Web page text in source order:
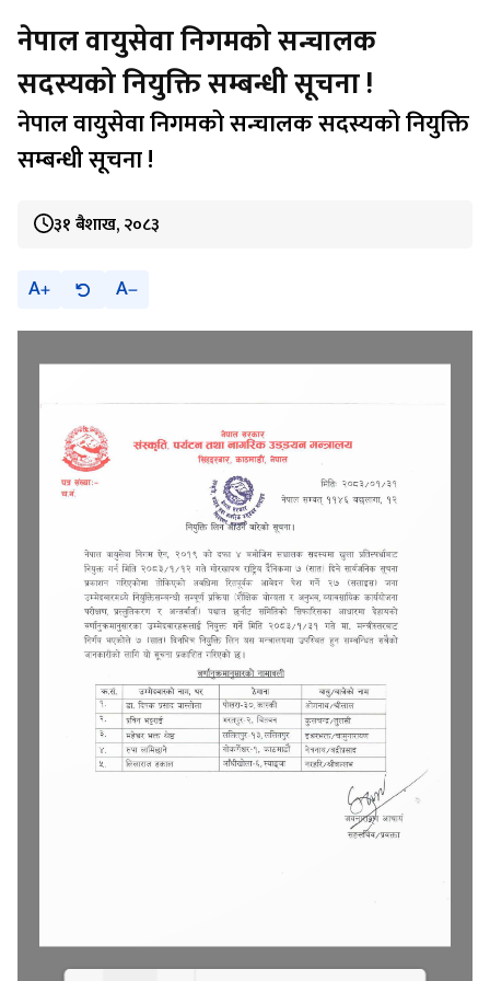
नेपाल वायुसेवा निगमको सन्चालक
सदस्यको नियुक्ति सम्बन्धी सूचना !
नेपाल वायुसेवा निगमको सन्चालक सदस्यको नियुक्ति
सम्बन्धी सूचना !
३१ बैशाख, २०८३
A A